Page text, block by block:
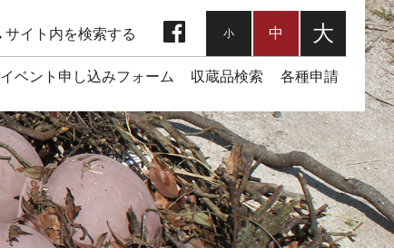
イベント申し込みフォーム 収蔵品検索 各種申請
小 中 大